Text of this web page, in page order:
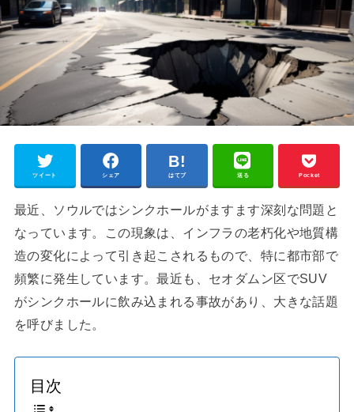
ツイート シェア はてブ 送る Pocket
最近、ソウルではシンクホールがますます深刻な問題と
なっています。この現象は、インフラの老朽化や地質構
造の変化によって引き起こされるもので、特に都市部で
頻繁に発生しています。最近も、セオダムン区でSUV
がシンクホールに飲み込まれる事故があり、大きな話題
を呼びました。
目次